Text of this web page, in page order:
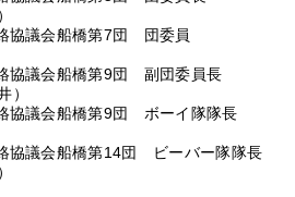
協議会船橋第7団 団委員
協議会船橋第9団 副団委員長
協議会船橋第9団 ボーイ隊隊長
協議会船橋第14団 ビーバー隊隊長